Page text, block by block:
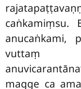
caṅkamiṃsu.
anucaṅkami,
vuttaṃ
magge ca